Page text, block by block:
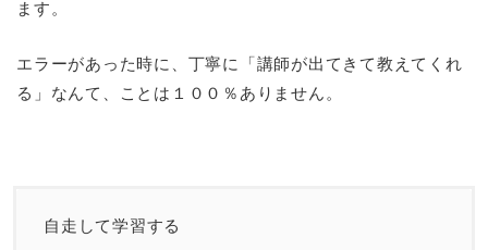
ます。
エラーがあった時に、丁寧に「講師が出てきて教えてくれ
る」なんて、ことは１００％ありません。
自走して学習する